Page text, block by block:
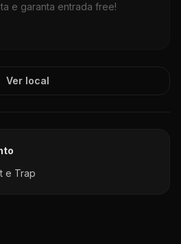
e garanta entrada free!
Ver local
e Trap